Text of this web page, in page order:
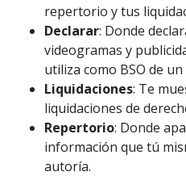
repertorio y tus
Declarar: Donde
videogramas y
utiliza como BSO de
Liquidaciones: Te
liquidaciones de
Repertorio: Donde
información que tú
autoría.